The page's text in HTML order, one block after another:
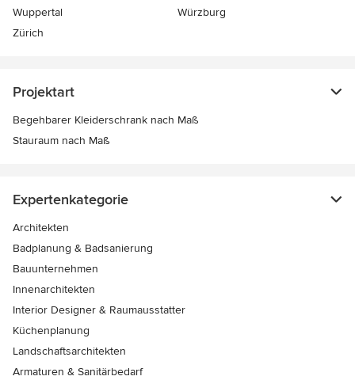
Wuppertal
Würzburg
Zürich
Projektart
Begehbarer Kleiderschrank nach Maß
Stauraum nach Maß
Expertenkategorie
Architekten
Badplanung & Badsanierung
Bauunternehmen
Innenarchitekten
Interior Designer & Raumausstatter
Küchenplanung
Landschaftsarchitekten
Armaturen & Sanitärbedarf